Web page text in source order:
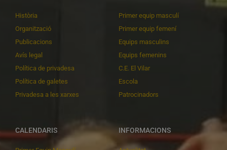
Història
Organització
Publicacions
Avís legal
Política de privadesa
Política de galetes
Privadesa a les xarxes
Primer equip masculí
Primer equip femení
Equips masculins
Equips femenins
C.E. El Vilar
Escola
Patrocinadors
CALENDARIS INFORMACIONS